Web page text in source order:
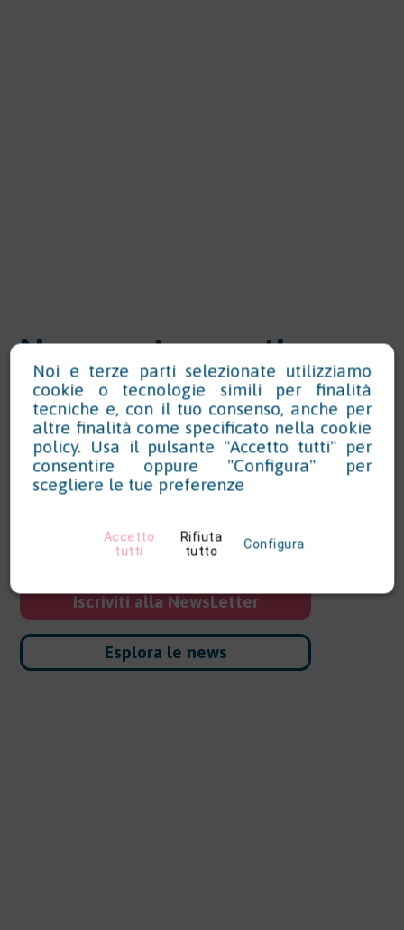
News e strumenti per
conformità normativa
ambientale e sicurezza
sul lavoro
e monitora le scadenze senza caos.
Iscriviti alla NewsLetter
Esplora le news
Noi e terze parti selezionate utilizziamo
cookie o tecnologie simili per finalità
tecniche e, con il tuo consenso, anche per
altre finalità come specificato nella cookie
policy. Usa il pulsante "Accetto tutti" per
consentire oppure "Configura" per
scegliere le tue preferenze
Accetto
tutti
Rifiuta
tutto
Configura